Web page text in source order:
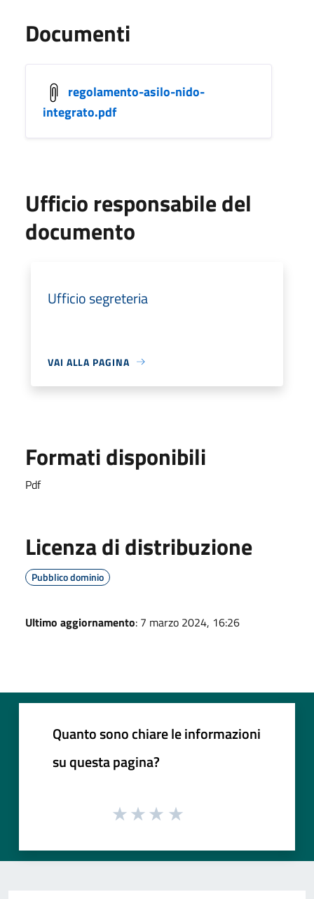
Documenti
regolamento-asilo-nido-
integrato.pdf
Ufficio responsabile del
documento
Ufficio segreteria
VAI ALLA PAGINA
Formati disponibili
Pdf
Licenza di distribuzione
Pubblico dominio
Ultimo aggiornamento: 7 marzo 2024, 16:26
Quanto sono chiare le informazioni
su questa pagina?